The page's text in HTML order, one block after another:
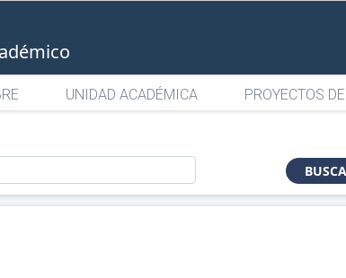
UNIDAD ACADÉMICA PROYECTOS